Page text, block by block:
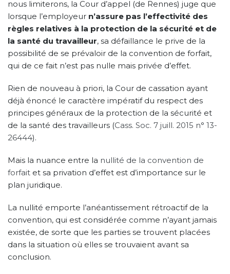
nous limiterons, la Cour d’appel (de Rennes) juge que
lorsque l’employeur n’assure pas l’effectivité des
règles relatives à la protection de la sécurité et de
la santé du travailleur, sa défaillance le prive de la
possibilité de se prévaloir de la convention de forfait,
qui de ce fait n’est pas nulle mais privée d’effet.
Rien de nouveau à priori, la Cour de cassation ayant
déjà énoncé le caractère impératif du respect des
principes généraux de la protection de la sécurité et
de la santé des travailleurs (Cass. Soc. 7 juill. 2015 n° 13-
26444).
Mais la nuance entre la nullité de la convention de
forfait et sa privation d’effet est d’importance sur le
plan juridique.
La nullité emporte l’anéantissement rétroactif de la
convention, qui est considérée comme n’ayant jamais
existée, de sorte que les parties se trouvent placées
dans la situation où elles se trouvaient avant sa
conclusion.